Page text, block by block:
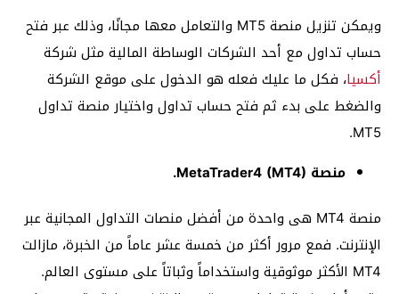
ويمكن تنزيل منصة MT5 والتعامل معها مجانًا، وذلك عبر فتح
حساب تداول مع أحد الشركات الوساطة المالية مثل شركة
أكسيا، فكل ما عليك فعله هو الدخول على موقع الشركة
والضغط على بدء ثم فتح حساب تداول واختيار منصة تداول
MT5.
منصة MetaTrader4 (MT4).
منصة MT4 هى واحدة من أفضل منصات التداول المجانية عبر
الإنترنت. فمع مرور أكثر من خمسة عشر عاماً من الخبرة، مازالت
MT4 الأكثر موثوقية واستخداماً وثباتاً على مستوى العالم.